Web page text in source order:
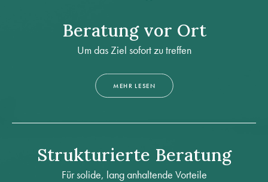
Beratung vor Ort
Um das Ziel sofort zu treffen
MEHR LESEN
Strukturierte Beratung
Für solide, lang anhaltende Vorteile